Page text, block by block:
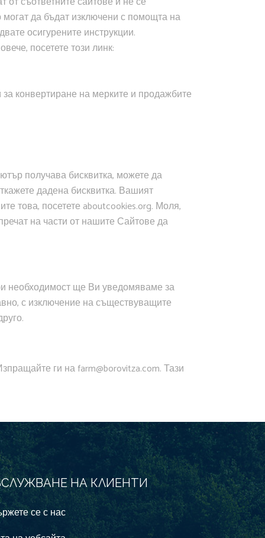
могат да бъдат изключени с помощта на
осигурените инструкции.
посетете този линк:
за конвертиране на мерките и продажбите
получава бисквитка, можете да
дадена бисквитка. Вашият
това, посетете aboutcookies.org. Моля,
на части от нашите Сайтове да
необходимост ще Ви уведомяваме за
с изключение на съществуващите
ги наfarm@borovitza.com. Тази
НА КЛИЕНТИ
се с нас